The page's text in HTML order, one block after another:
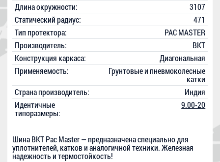
Длина окружности:
3107
Статический радиус:
471
Тип протектора:
PAC MASTER
Производитель:
BKT
Конструкция каркаса:
Диагональная
Применяемость:
Грунтовые и пневмоколесные
катки
Страна производитель:
Индия
Идентичные
типоразмеры:
9.00-20
Шина BKT Pac Master — предназначена специально для
уплотнителей, катков и аналогичной техники. Железная
надежность и термостойкость!